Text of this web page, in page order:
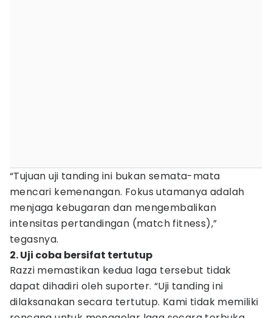
“Tujuan uji tanding ini bukan semata-mata
mencari kemenangan. Fokus utamanya adalah
menjaga kebugaran dan mengembalikan
intensitas pertandingan (match fitness),”
tegasnya.
2. Uji coba bersifat tertutup
Razzi memastikan kedua laga tersebut tidak
dapat dihadiri oleh suporter. “Uji tanding ini
dilaksanakan secara tertutup. Kami tidak memiliki